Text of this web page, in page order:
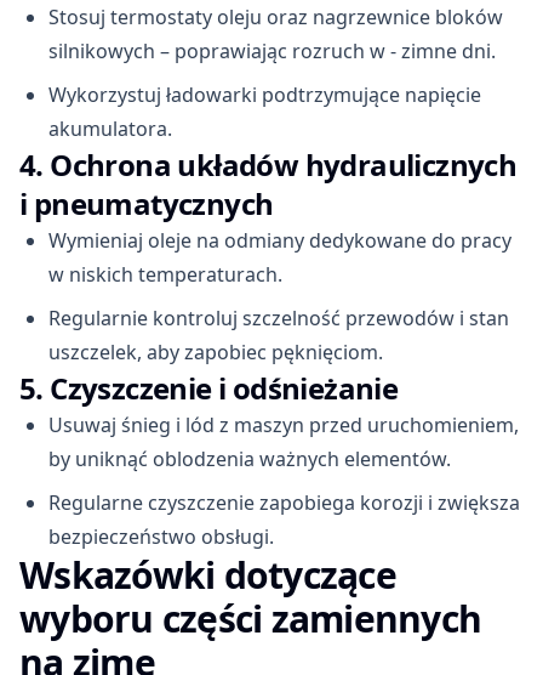
Stosuj termostaty oleju oraz nagrzewnice bloków
silnikowych – poprawiając rozruch w - zimne dni.
Wykorzystuj ładowarki podtrzymujące napięcie
akumulatora.
4. Ochrona układów hydraulicznych
i pneumatycznych
Wymieniaj oleje na odmiany dedykowane do pracy
w niskich temperaturach.
Regularnie kontroluj szczelność przewodów i stan
uszczelek, aby zapobiec pęknięciom.
5. Czyszczenie i odśnieżanie
Usuwaj śnieg i lód z maszyn przed uruchomieniem,
by uniknąć oblodzenia ważnych elementów.
Regularne czyszczenie zapobiega korozji i zwiększa
bezpieczeństwo obsługi.
Wskazówki dotyczące
wyboru części zamiennych
na zimę